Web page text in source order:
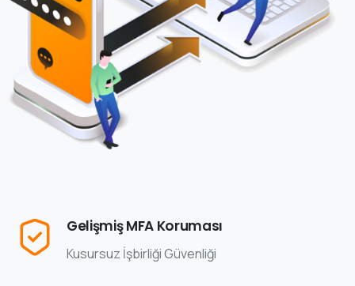
Gelişmiş MFA Koruması
Kusursuz İşbirliği Güvenliği